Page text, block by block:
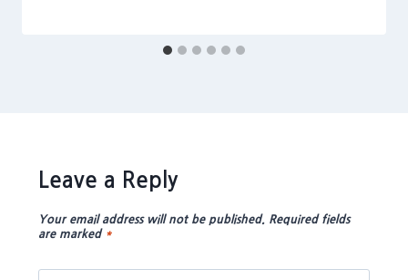
Leave a Reply
Your email address will not be published. Required fields
are marked *